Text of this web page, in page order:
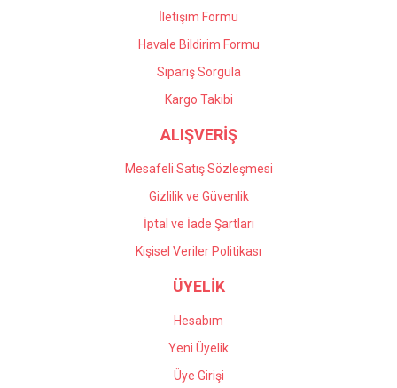
İletişim Formu
Havale Bildirim Formu
Sipariş Sorgula
Kargo Takibi
ALIŞVERİŞ
Mesafeli Satış Sözleşmesi
Gizlilik ve Güvenlik
İptal ve İade Şartları
Kişisel Veriler Politikası
ÜYELİK
Hesabım
Yeni Üyelik
Üye Girişi